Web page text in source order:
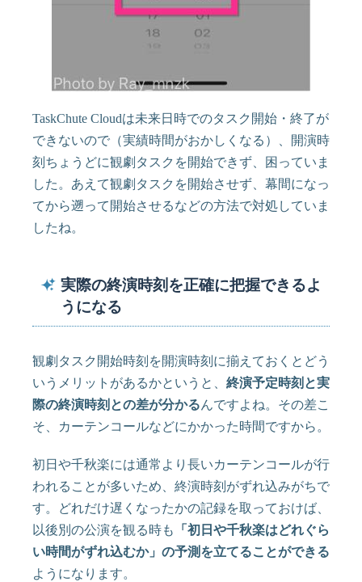
TaskChute Cloudは未来日時でのタスク開始・終了が
できないので（実績時間がおかしくなる）、開演時
刻ちょうどに観劇タスクを開始できず、困っていま
した。あえて観劇タスクを開始させず、幕間になっ
てから遡って開始させるなどの方法で対処していま
したね。
実際の終演時刻を正確に把握できるよ
うになる
観劇タスク開始時刻を開演時刻に揃えておくとどう
いうメリットがあるかというと、 終演予定時刻と実
際の終演時刻との差が分かるんですよね。その差こ
そ、カーテンコールなどにかかった時間ですから。
初日や千秋楽には通常より長いカーテンコールが行
われることが多いため、終演時刻がずれ込みがちで
す。どれだけ遅くなったかの記録を取っておけば、
以後別の公演を観る時も
「初日や千秋楽はどれぐら
い時間がずれ込むか」の予測を立てることができる
ようになります。